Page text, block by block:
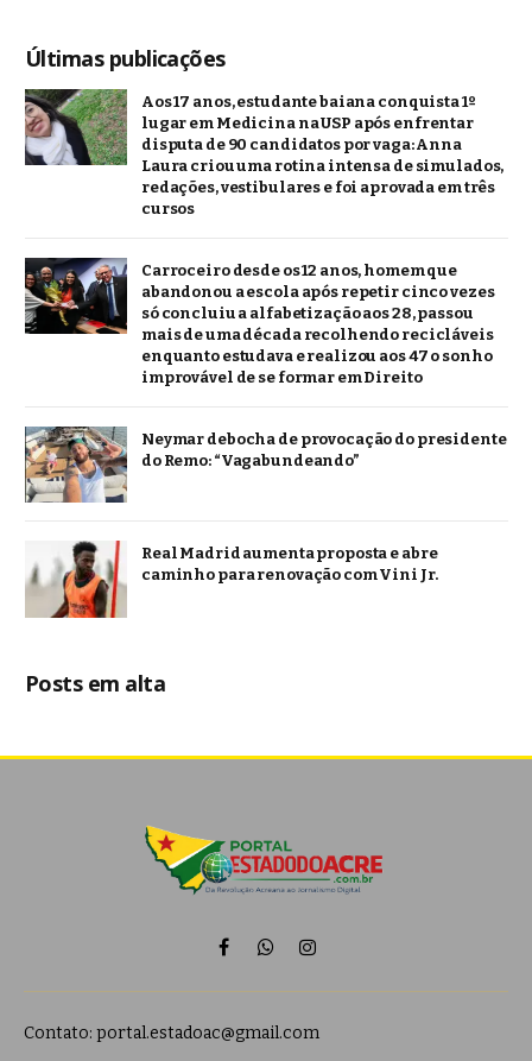
Últimas publicações
Aos 17 anos, estudante baiana conquista 1º
lugar em Medicina na USP após enfrentar
disputa de 90 candidatos por vaga: Anna
Laura criou uma rotina intensa de simulados,
redações, vestibulares e foi aprovada em três
cursos
Carroceiro desde os 12 anos, homem que
abandonou a escola após repetir cinco vezes
só concluiu a alfabetização aos 28, passou
mais de uma década recolhendo recicláveis
enquanto estudava e realizou aos 47 o sonho
improvável de se formar em Direito
Neymar debocha de provocação do presidente
do Remo: “Vagabundeando”
Real Madrid aumenta proposta e abre
caminho para renovação com Vini Jr.
Posts em alta
FacebookWhatsAppInstagram
Contato: portal.estadoac@gmail.com